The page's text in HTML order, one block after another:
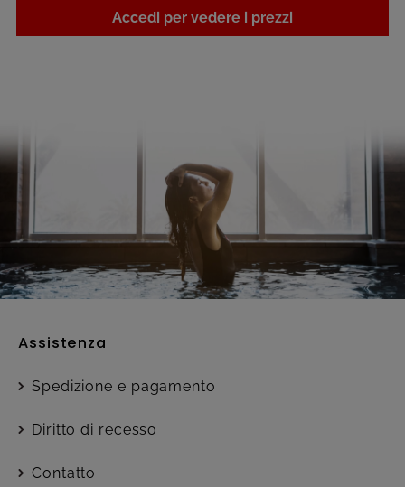
Accedi per vedere i prezzi
Assistenza
Spedizione e pagamento
Diritto di recesso
Contatto